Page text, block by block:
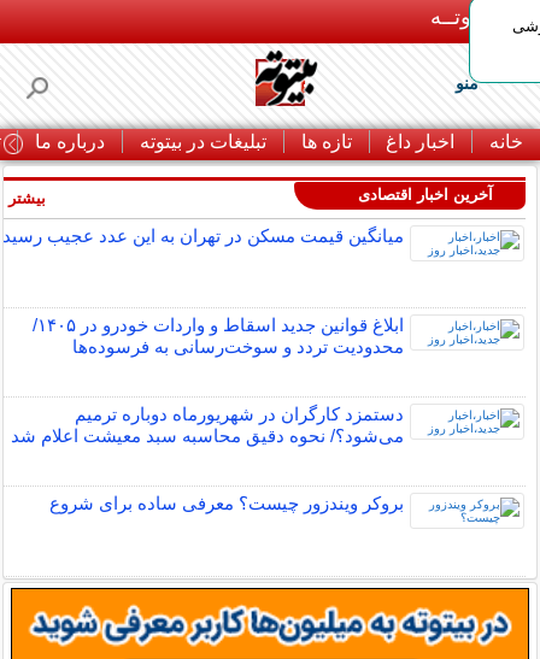
بـیتوتــه
منو
خانه اخبار داغ تازه ها تبلیغات در بیتوته درباره ما
آخرین اخبار اقتصادی
میانگین قیمت مسکن در تهران به این عدد عجیب رسید
ابلاغ قوانین جدید اسقاط و واردات خودرو در ۱۴۰۵/
محدودیت تردد و سوخت‌رسانی به فرسوده‌ها
دستمزد کارگران در شهریورماه دوباره ترمیم
می‌شود؟/ نحوه دقیق محاسبه سبد معیشت اعلام شد
بروکر ویندزور چیست؟ معرفی ساده برای شروع
بیشتر